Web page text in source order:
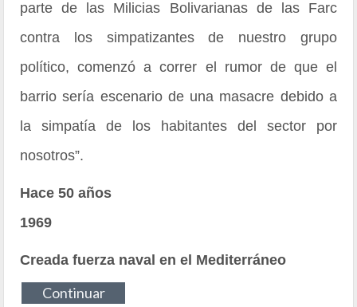
parte de las Milicias Bolivarianas de las Farc
contra los simpatizantes de nuestro grupo
político, comenzó a correr el rumor de que el
barrio sería escenario de una masacre debido a
la simpatía de los habitantes del sector por
nosotros”.
Hace 50 años
1969
Creada fuerza naval en el Mediterráneo
Continuar